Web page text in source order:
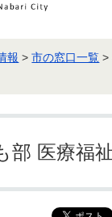
報 >市の窓口一覧 >
部 医療福